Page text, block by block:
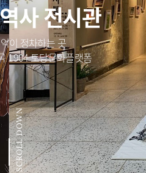
사 전시관
이 정차하는 곳
1904 토당문화플랫폼
SCROLL DOWN